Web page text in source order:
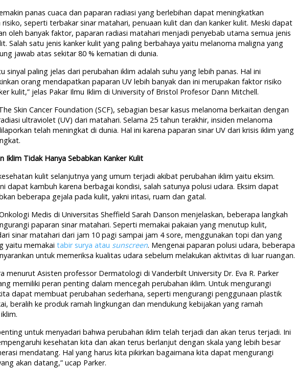
panas cuaca dan paparan radiasi yang berlebihan dapat meningkatkan
seperti terbakar sinar matahari, penuaan kulit dan dan kanker kulit. Meski dapat
oleh banyak faktor, paparan radiasi matahari menjadi penyebab utama semua jenis
Salah satu jenis kanker kulit yang paling berbahaya yaitu melanoma maligna yang
jawab atas sekitar 80 % kematian di dunia.
sinyal paling jelas dari perubahan iklim adalah suhu yang lebih panas. Hal ini
orang mendapatkan paparan UV lebih banyak dan ini merupakan faktor risiko
kulit,” jelas Pakar Ilmu Iklim di University of Bristol Profesor Dann Mitchell.
Skin Cancer Foundation (SCF), sebagian besar kasus melanoma berkaitan dengan
ultraviolet (UV) dari matahari. Selama 25 tahun terakhir, insiden melanoma
telah meningkat di dunia. Hal ini karena paparan sinar UV dari krisis iklim yang
Iklim Tidak Hanya Sebabkan Kanker Kulit
kulit selanjutnya yang umum terjadi akibat perubahan iklim yaitu eksim.
dapat kambuh karena berbagai kondisi, salah satunya polusi udara. Eksim dapat
beberapa gejala pada kulit, yakni iritasi, ruam dan gatal.
Medis di Universitas Sheffield Sarah Danson menjelaskan, beberapa langkah
paparan sinar matahari. Seperti memakai pakaian yang menutup kulit,
sinar matahari dari jam 10 pagi sampai jam 4 sore, menggunakan topi dan yang
yaitu memakai tabir surya atau sunscreen. Mengenai paparan polusi udara, beberapa
untuk memeriksa kualitas udara sebelum melakukan aktivitas di luar ruangan.
menurut Asisten professor Dermatologi di Vanderbilt University Dr. Eva R. Parker
memiliki peran penting dalam mencegah perubahan iklim. Untuk mengurangi
dapat membuat perubahan sederhana, seperti mengurangi penggunaan plastik
beralih ke produk ramah lingkungan dan mendukung kebijakan yang ramah
untuk menyadari bahwa perubahan iklim telah terjadi dan akan terus terjadi. Ini
kesehatan kita dan akan terus berlanjut dengan skala yang lebih besar
mendatang. Hal yang harus kita pikirkan bagaimana kita dapat mengurangi
akan datang,” ucap Parker.